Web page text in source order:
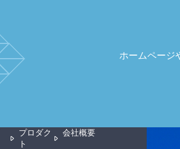
ホームページ
プロダク
ト
会社概要